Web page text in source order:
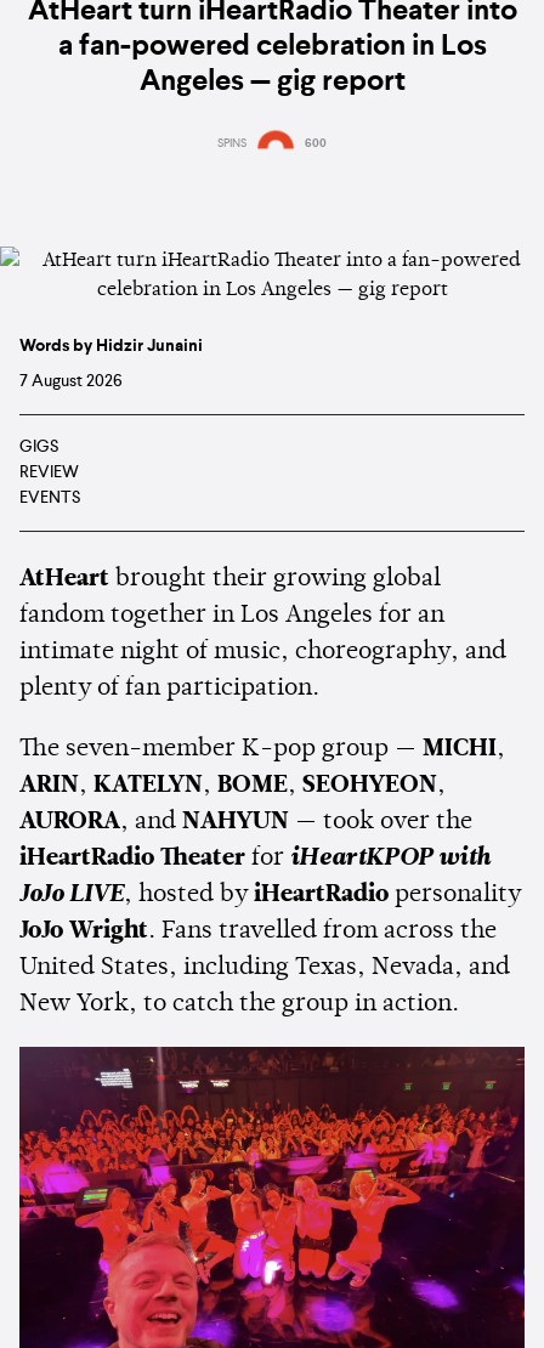
AtHeart turn iHeartRadio Theater into
a fan-powered celebration in Los
Angeles — gig report
SPINS 600
Words by Hidzir Junaini
7 August 2026
GIGS
REVIEW
EVENTS
AtHeart brought their growing global
fandom together in Los Angeles for an
intimate night of music, choreography, and
plenty of fan participation.
The seven-member K-pop group — MICHI,
ARIN, KATELYN, BOME, SEOHYEON,
AURORA, and NAHYUN — took over the
iHeartRadio Theater for iHeartKPOP with
JoJo LIVE, hosted by iHeartRadio personality
JoJo Wright. Fans travelled from across the
United States, including Texas, Nevada, and
New York, to catch the group in action.